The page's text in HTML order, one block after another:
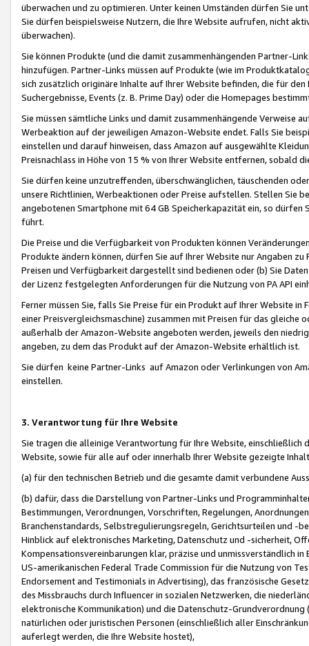
überwachen und zu optimieren. Unter keinen Umständen dürfen Sie
Sie dürfen beispielsweise Nutzern, die Ihre Website aufrufen, nicht
überwachen).
Sie können Produkte (und die damit zusammenhängenden Partner-
hinzufügen. Partner-Links müssen auf Produkte (wie im
sich zusätzlich originäre Inhalte auf Ihrer Website befinden, die für
Suchergebnisse, Events (z. B. Prime Day) oder die Homepages
Sie müssen sämtliche Links und damit zusammenhängende
Werbeaktion auf der jeweiligen Amazon-Website endet. Falls Sie
einstellen und darauf hinweisen, dass Amazon auf ausgewählte
Preisnachlass in Höhe von 15 % von Ihrer Website entfernen, sobald
Sie dürfen keine unzutreffenden, überschwänglichen, täuschenden
unsere Richtlinien, Werbeaktionen oder Preise aufstellen. Stellen Sie
angebotenen Smartphone mit 64 GB Speicherkapazität ein, so dürfen
führt.
Die Preise und die Verfügbarkeit von Produkten können
Produkte ändern können, dürfen Sie auf Ihrer Website nur Angaben
Preisen und Verfügbarkeit dargestellt sind bedienen oder (b) Sie
der Lizenz festgelegten Anforderungen für die Nutzung von PA API
Ferner müssen Sie, falls Sie Preise für ein Produkt auf Ihrer Website
einer Preisvergleichsmaschine) zusammen mit Preisen für das
außerhalb der Amazon-Website angeboten werden, jeweils den
angeben, zu dem das Produkt auf der Amazon-Website erhältlich ist.
Sie dürfen keine Partner-Links auf Amazon oder Verlinkungen von
einstellen.
3. Verantwortung für Ihre Website
Sie tragen die alleinige Verantwortung für Ihre Website,
Website, sowie für alle auf oder innerhalb Ihrer Website gezeigte
(a) für den technischen Betrieb und die gesamte damit verbundene
(b) dafür, dass die Darstellung von Partner-Links und
Bestimmungen, Verordnungen, Vorschriften, Regelungen,
Branchenstandards, Selbstregulierungsregeln, Gerichtsurteilen und -
Hinblick auf elektronisches Marketing, Datenschutz und -sicherheit,
Kompensationsvereinbarungen klar, präzise und unmissverständlich
US-amerikanischen Federal Trade Commission für die Nutzung von
Endorsement and Testimonials in Advertising), das französische
des Missbrauchs durch Influencer in sozialen Netzwerken, die
elektronische Kommunikation) und die Datenschutz-
natürlichen oder juristischen Personen (einschließlich aller
auferlegt werden, die Ihre Website hostet),